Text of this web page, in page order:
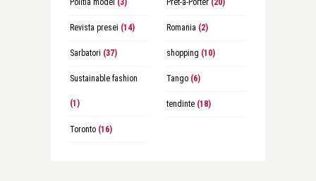
Politia modei (3) Pret-a-Porter(20)
Revista presei (14) Romania (2)
Sarbatori (37) shopping (10)
Sustainable fashion
(1)
Tango(6)
tendinte(18)
Toronto(16)